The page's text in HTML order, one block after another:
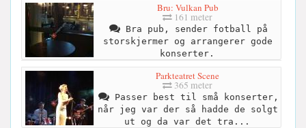
Bru: Vulkan Pub
161 meter
Bra pub, sender fotball på
storskjermer og arrangerer gode
konserter.
Parkteatret Scene
365 meter
Passer best til små konserter,
når jeg var der så hadde de solgt
ut og da var det tra...